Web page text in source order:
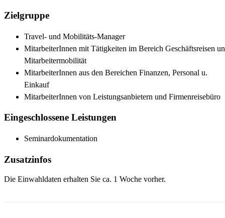
Zielgruppe
Travel- und Mobilitäts-Manager
MitarbeiterInnen mit Tätigkeiten im Bereich Geschäftsreisen
Mitarbeitermobilität
MitarbeiterInnen aus den Bereichen Finanzen, Personal u.
Einkauf
MitarbeiterInnen von Leistungsanbietern und Firmenreisebüro
Eingeschlossene Leistungen
Seminardokumentation
Zusatzinfos
Die Einwahldaten erhalten Sie ca. 1 Woche vorher.